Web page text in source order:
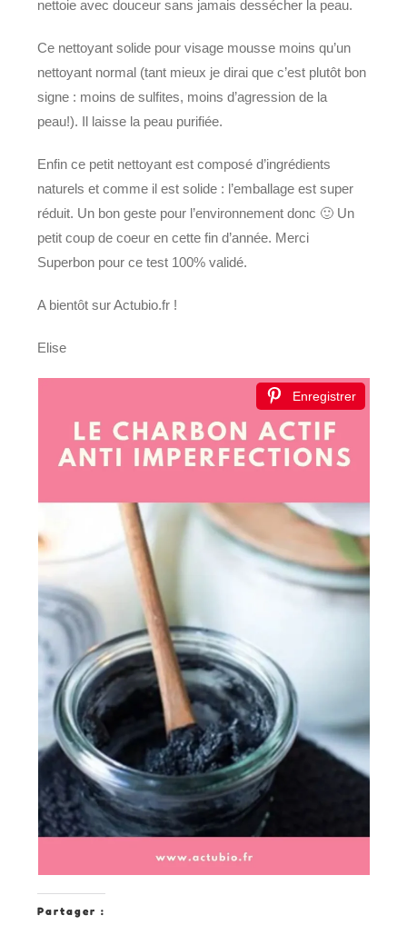
nettoie avec douceur sans jamais dessécher la peau.
Ce nettoyant solide pour visage mousse moins qu’un
nettoyant normal (tant mieux je dirai que c’est plutôt bon
signe : moins de sulfites, moins d’agression de la
peau!). Il laisse la peau purifiée.
Enfin ce petit nettoyant est composé d’ingrédients
naturels et comme il est solide : l’emballage est super
réduit. Un bon geste pour l’environnement donc 🙂 Un
petit coup de coeur en cette fin d’année. Merci
Superbon pour ce test 100% validé.
A bientôt sur Actubio.fr !
Elise
Enregistrer
Partager :